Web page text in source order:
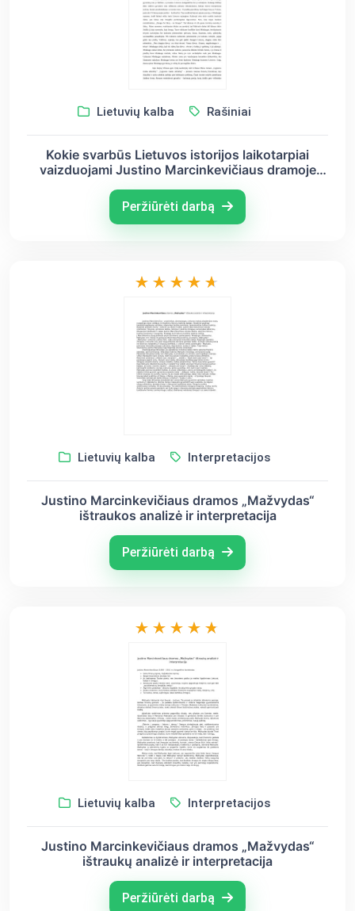
Lietuvių kalba Rašiniai
Kokie svarbūs Lietuvos istorijos laikotarpiai
vaizduojami Justino Marcinkevičiaus dramoje
trunka akimirką“?
Peržiūrėti darbą
Lietuvių kalba Interpretacijos
Justino Marcinkevičiaus dramos „Mažvydas“
ištraukos analizė ir interpretacija
Peržiūrėti darbą
Lietuvių kalba Interpretacijos
Justino Marcinkevičiaus dramos „Mažvydas“
ištraukų analizė ir interpretacija
Peržiūrėti darbą